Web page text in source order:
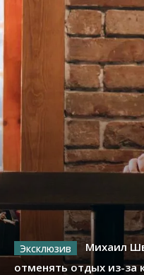
Михаил
отменять отдых из-за